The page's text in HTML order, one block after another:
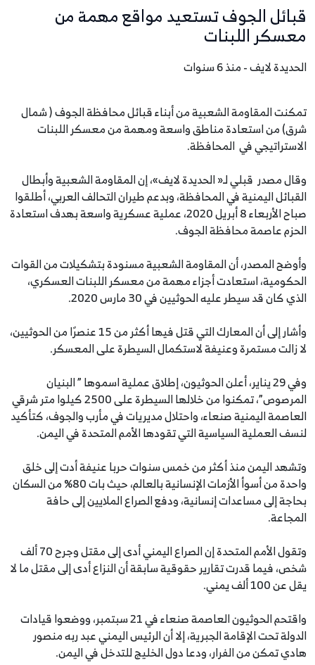
قبائل الجوف تستعيد مواقع مهمة من
معسكر اللبنات
الحديدة لايف - منذ 6 سنوات
تمكنت المقاومة الشعبية من أبناء قبائل محافظة الجوف ( شمال
شرق) من استعادة مناطق واسعة ومهمة من معسكر اللبنات
الاستراتيجي في المحافظة.
وقال مصدر قبلي لـ« الحديدة لايف»، إن المقاومة الشعبية وأبطال
القبائل اليمنية في المحافظة، وبدعم طيران التحالف العربي، أطلقوا
صباح الأربعاء 8 أبريل 2020، عملية عسكرية واسعة بهدف استعادة
الحزم عاصمة محافظة الجوف.
وأوضح المصدر، أن المقاومة الشعبية مسنودة بتشكيلات من القوات
الحكومية، استعادت أجزاء مهمة من معسكر اللبنات العسكري،
الذي كان قد سيطر عليه الحوثيين في 30 مارس 2020.
وأشار إلى أن المعارك التي قتل فيها أكثر من 15 عنصرًا من الحوثيين،
لا زالت مستمرة وعنيفة لاستكمال السيطرة على المعسكر.
وفي 29 يناير، أعلن الحوثيون، إطلاق عملية اسموها ” البنيان
المرصوص”، تمكنوا من خلالها السيطرة على 2500 كيلوا متر شرقي
العاصمة اليمنية صنعاء، واحتلال مديريات في مأرب والجوف، كتأكيد
لنسف العملية السياسية التي تقودها الأمم المتحدة في اليمن.
وتشهد اليمن منذ أكثر من خمس سنوات حربا عنيفة أدت إلى خلق
واحدة من أسوأ الأزمات الإنسانية بالعالم، حيث بات 80% من السكان
بحاجة إلى مساعدات إنسانية، ودفع الصراع الملايين إلى حافة
المجاعة.
وتقول الأمم المتحدة إن الصراع اليمني أدى إلى مقتل وجرح 70 ألف
شخص، فيما قدرت تقارير حقوقية سابقة أن النزاع أدى إلى مقتل ما لا
يقل عن 100 ألف يمني.
واقتحم الحوثيون العاصمة صنعاء في 21 سبتمبر، ووضعوا قيادات
الدولة تحت الإقامة الجبرية، إلا أن الرئيس اليمني عبد ربه منصور
هادي تمكن من الفرار، ودعا دول الخليج للتدخل في اليمن.